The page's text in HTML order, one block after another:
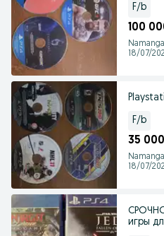
F/b
100
18/07/
F/b
35
18/07/
игры